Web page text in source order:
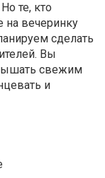
те, кто
на вечеринку
сделать
Вы
свежим
и